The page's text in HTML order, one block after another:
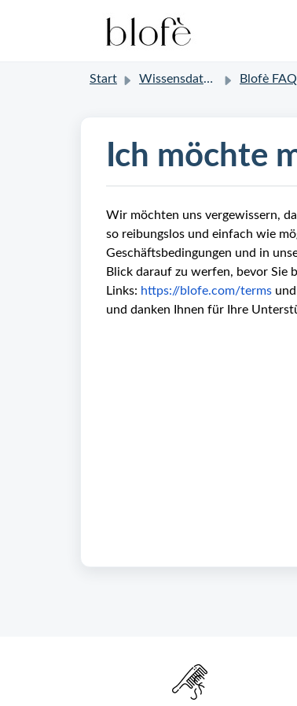
Start Wissensdatenbank Blofè FAQ
Ich möchte
Wir möchten uns vergewissern,
so reibungslos und einfach wie
Geschäftsbedingungen und in
Blick darauf zu werfen, bevor Sie
Links: https://blofe.com/terms und
und danken Ihnen für Ihre